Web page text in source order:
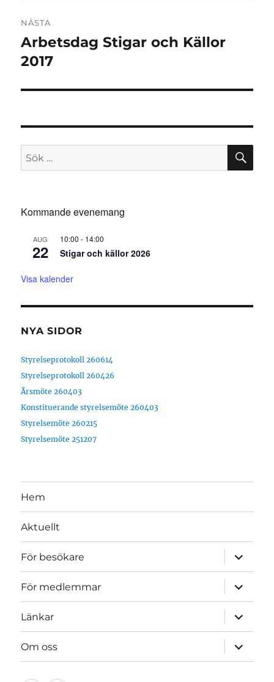
NÄSTA
Nästa
inlägg:
Arbetsdag Stigar och Källor
2017
Sök
efter:
Kommande evenemang
AUG
22
10:00 - 14:00
Stigar och källor 2026
Visa kalender
NYA SIDOR
Styrelseprotokoll 260614
Styrelseprotokoll 260426
Årsmöte 260403
Konstituerande styrelsemöte 260403
Styrelsemöte 260215
Styrelsemöte 251207
Hem
Aktuellt
För besökare
För medlemmar
Länkar
Om oss